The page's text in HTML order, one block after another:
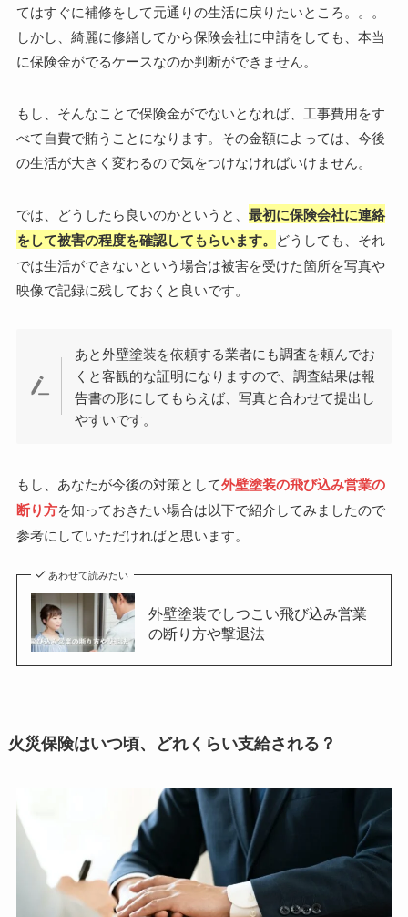
てはすぐに補修をして元通りの生活に戻りたいところ。。。
しかし、綺麗に修繕してから保険会社に申請をしても、本当
に保険金がでるケースなのか判断ができません。
もし、そんなことで保険金がでないとなれば、工事費用をす
べて自費で賄うことになります。その金額によっては、今後
の生活が大きく変わるので気をつけなければいけません。
では、どうしたら良いのかというと、 最初に保険会社に連絡
をして被害の程度を確認してもらいます。 どうしても、それ
では生活ができないという場合は被害を受けた箇所を写真や
映像で記録に残しておくと良いです。
あと外壁塗装を依頼する業者にも調査を頼んでお
くと客観的な証明になりますので、調査結果は報
告書の形にしてもらえば、写真と合わせて提出し
やすいです。
もし、あなたが今後の対策として外壁塗装の飛び込み営業の
断り方を知っておきたい場合は以下で紹介してみましたので
参考にしていただければと思います。
あわせて読みたい
外壁塗装でしつこい飛び込み営業
の断り方や撃退法
火災保険はいつ頃、どれくらい支給される？